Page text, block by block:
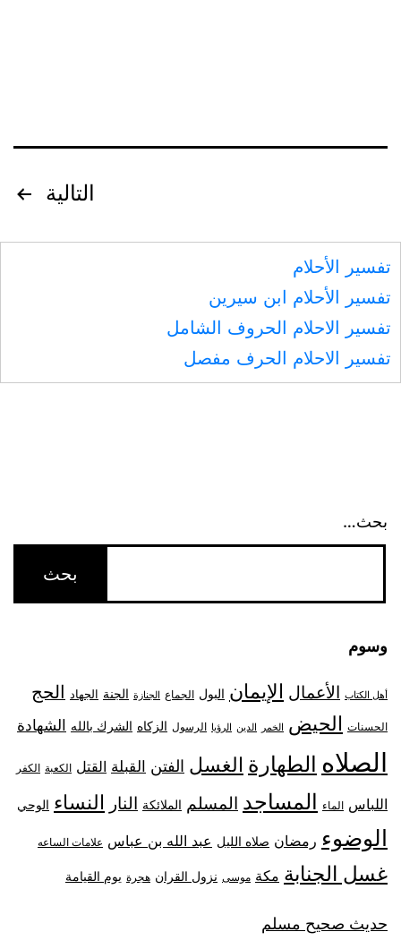
المقالات
التالية
تفسير الأحلام
تفسير الأحلام ابن سيرين
تفسير الاحلام الحروف الشامل
تفسير الاحلام الحرف مفصل
بحث…
وسوم
أهل الكتاب الأعمال الإيمان البول الجماع الجنازة الجنة الجهاد الحج
الحسنات الحيض الخمر الدين الرؤيا الرسول الزكاه الشرك بالله الشهادة
الصلاه الطهارة الغسل الفتن القبلة القتل الكعبة الكفر
اللباس الماء المساجد المسلم الملائكة النار النساء الوحي
الوضوء رمضان صلاه الليل عبد الله بن عباس علامات الساعه
غسل الجنابة مكة موسى نزول القران هجرة يوم القيامة
حديث صحيح مسلم